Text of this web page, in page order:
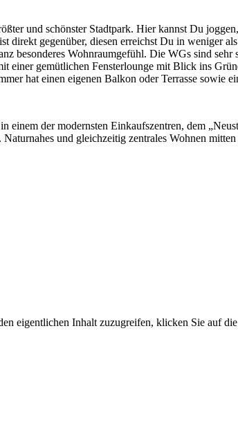
und schönster Stadtpark. Hier kannst Du
direkt gegenüber, diesen erreichst Du in weniger
besonderes Wohnraumgefühl. Die WGs sind sehr
einer gemütlichen Fensterlounge mit Blick ins
hat einen eigenen Balkon oder Terrasse sowie
der modernsten Einkaufszentren, dem
und gleichzeitig zentrales Wohnen
eigentlichen Inhalt zuzugreifen, klicken Sie auf